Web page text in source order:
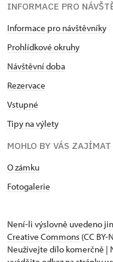
INFORMACE PRO
Informace pro návštěvníky
Prohlídkové okruhy
Návštěvní doba
Rezervace
Vstupné
Tipy na výlety
MOHLO BY VÁS ZAJÍMAT
O zámku
Fotogalerie
Není-li výslovně uvedeno
Creative Commons (CC
Neužívejte dílo komerčně |